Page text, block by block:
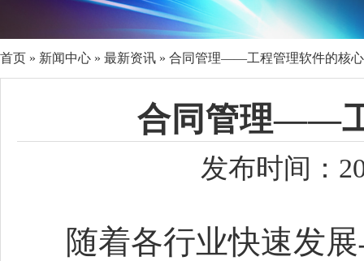
首页 » 新闻中心 » 最新资讯 » 合同管理——工程管理软件的核
合同管理——
发布时间：
随着各行业快速发展